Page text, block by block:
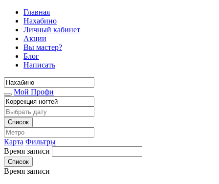
Главная
Нахабино
Личный кабинет
Акции
Вы мастер?
Блог
Написать
Мой Профи
Список
Карта Фильтры
Время записи
Список
Время записи